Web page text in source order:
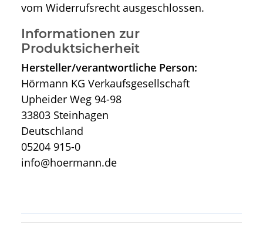
vom Widerrufsrecht ausgeschlossen.
Informationen zur
Produktsicherheit
Hersteller/verantwortliche Person:
Hörmann KG Verkaufsgesellschaft
Upheider Weg 94-98
33803 Steinhagen
Deutschland
05204 915-0
info@hoermann.de